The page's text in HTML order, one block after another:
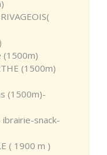
(1500m)
(1500m)-
snack-
( 1900 m )